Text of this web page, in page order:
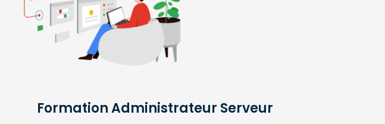
Formation Administrateur Serveur